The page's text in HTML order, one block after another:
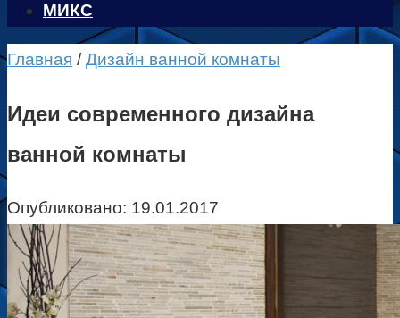
МИКС
Главная / Дизайн ванной комнаты
Идеи современного дизайна
ванной комнаты
Опубликовано: 19.01.2017